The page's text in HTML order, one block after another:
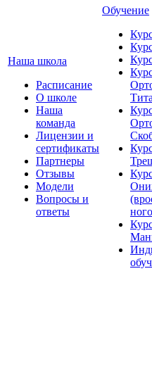
Наша школа
Расписание
О школе
Наша
команда
Лицензии и
сертификаты
Партнеры
Отзывы
Модели
Вопросы и
ответы
Обучение